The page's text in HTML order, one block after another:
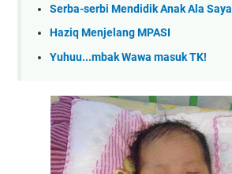
Serba-serbi Mendidik Anak Ala Saya
Haziq Menjelang MPASI
Yuhuu...mbak Wawa masuk TK!